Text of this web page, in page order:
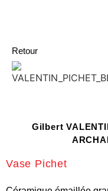
Retour
Gilbert
Vase Pichet